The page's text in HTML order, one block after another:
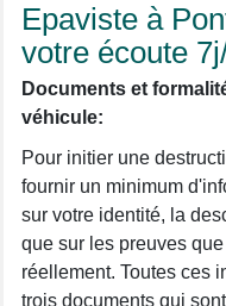
Epaviste à
votre écoute
Documents et
véhicule:
Pour initier une
fournir un minimum
sur votre identité, la
que sur les preuves
réellement. Toutes ces
trois documents qui